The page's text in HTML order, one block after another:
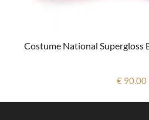
Costume National Supergloss
€ 90.00